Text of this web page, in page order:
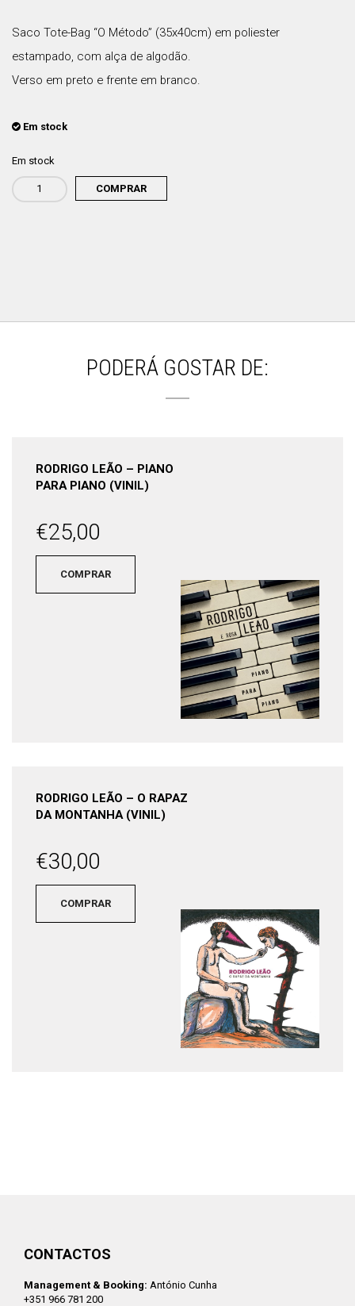
Saco Tote-Bag “O Método” (35x40cm) em poliester
estampado, com alça de algodão.
Verso em preto e frente em branco.
Em stock
Em stock
Quantidade
de
COMPRAR
PODERÁ GOSTAR DE:
RODRIGO LEÃO – PIANO
PARA PIANO (VINIL)
€25,00
COMPRAR
RODRIGO LEÃO – O RAPAZ
DA MONTANHA (VINIL)
€30,00
COMPRAR
CONTACTOS
Management & Booking: António Cunha
+351 966 781 200